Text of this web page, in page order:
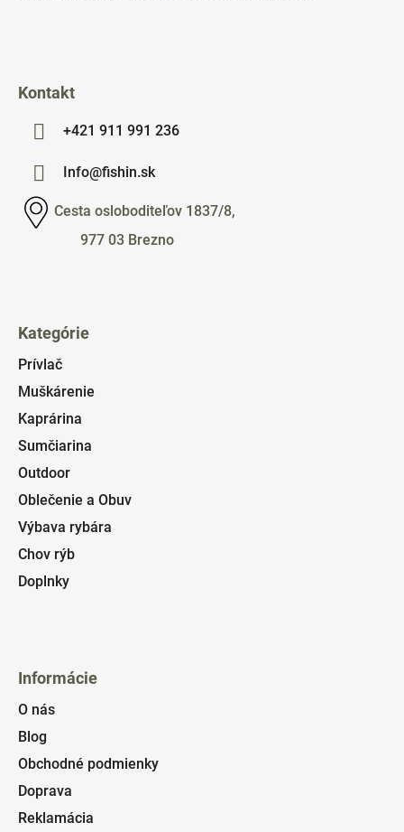
Kontakt
+421 911 991 236
Info@fishin.sk
Cesta osloboditeľov 1837/8,
977 03 Brezno
Kategórie
Prívlač
Muškárenie
Kaprárina
Sumčiarina
Outdoor
Oblečenie a Obuv
Výbava rybára
Chov rýb
Doplnky
Informácie
O nás
Blog
Obchodné podmienky
Doprava
Reklamácia